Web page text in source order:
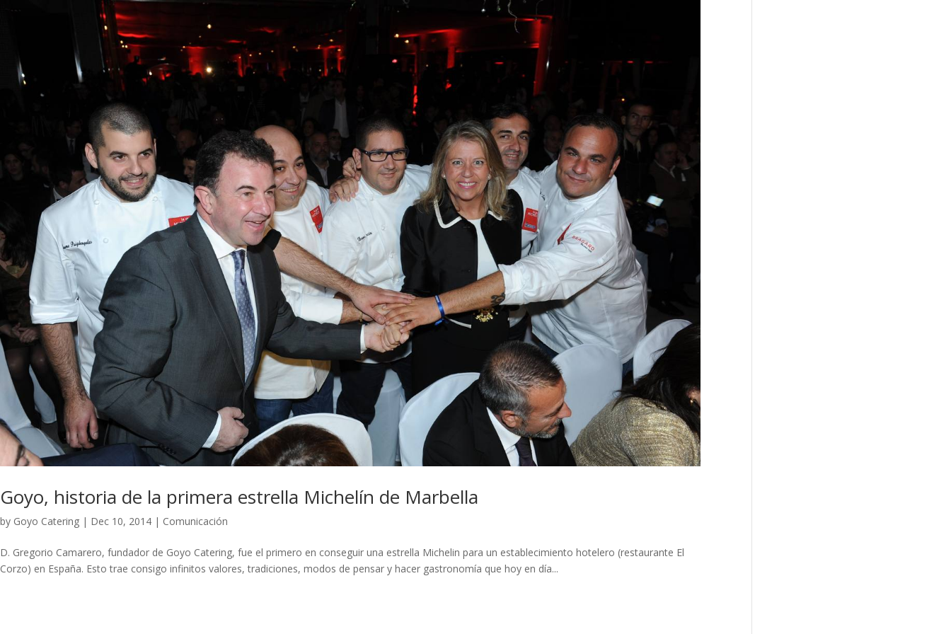
Goyo, historia de la primera estrella Michelín de Marbella
by Goyo Catering | Dec 10, 2014 | Comunicación
D. Gregorio Camarero, fundador de Goyo Catering, fue el primero en conseguir una estrella Michelin para un establecimiento hotelero (restaurante El
Corzo) en España. Esto trae consigo infinitos valores, tradiciones, modos de pensar y hacer gastronomía que hoy en día...